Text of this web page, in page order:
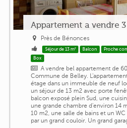
Appartement a vendre
Près de Bénonces
Séjour de 13 m² Balcon Proche
Box
A vendre bel appartement de
Commune de Belley.
étage dans un immeuble de neuf
un séjour de 13 m2 avec porte
balcon exposé plein Sud, une
une grande chambre d'environ 14
10 m2, une salle de bains et un
par un grand couloir. Un grand